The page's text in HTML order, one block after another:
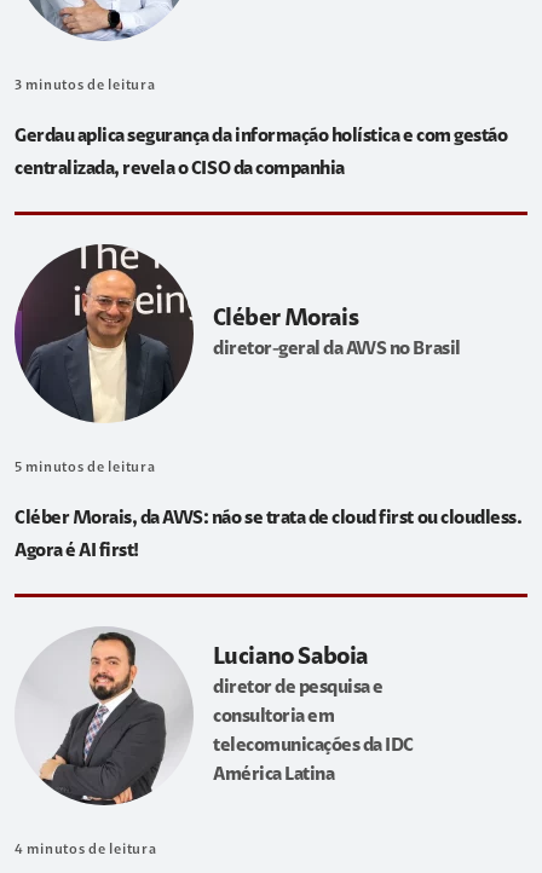
3 minutos de leitura
Gerdau aplica segurança da informação holística e com gestão
centralizada, revela o CISO da companhia
Cléber Morais
diretor-geral da AWS no Brasil
5 minutos de leitura
Cléber Morais, da AWS: não se trata de cloud first ou cloudless.
Agora é AI first!
Luciano Saboia
diretor de pesquisa e
consultoria em
telecomunicações da IDC
América Latina
4 minutos de leitura